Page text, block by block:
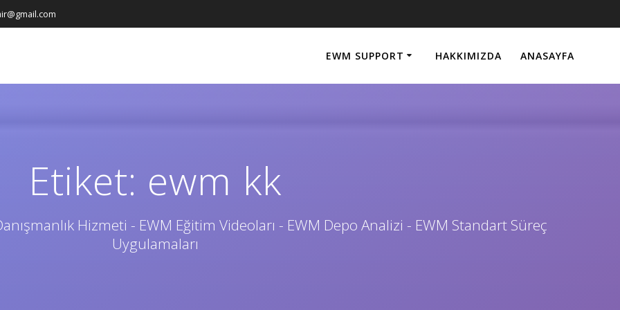
EWM SUPPORT HAKKIMIZDA ANASAYFA
Etiket: ewm kk
Hizmeti - EWM Eğitim Videoları - EWM Depo Analizi - EWM Standart Süreç
Uygulamaları